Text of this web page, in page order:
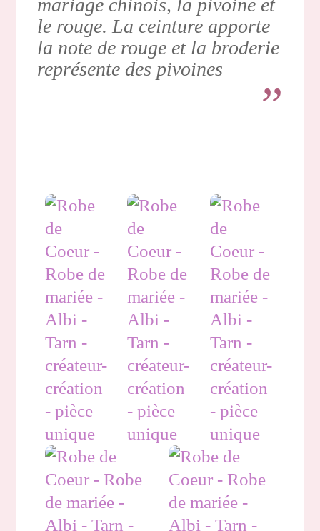
mariage chinois, la pivoine et
le rouge. La ceinture apporte
la note de rouge et la broderie
représente des pivoines